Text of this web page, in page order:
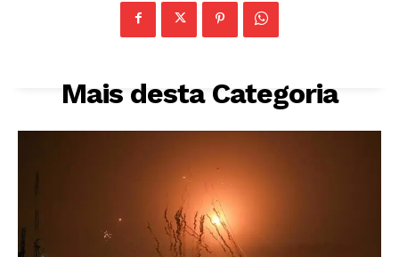
Mais desta Categoria